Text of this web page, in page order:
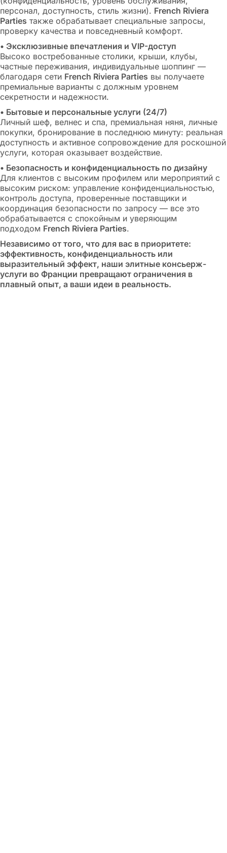
персонал, доступность, стиль жизни). French Riviera
Parties также обрабатывает специальные запросы,
проверку качества и повседневный комфорт.
• Эксклюзивные впечатления и VIP-доступ
Высоко востребованные столики, крыши, клубы,
частные переживания, индивидуальные шоппинг —
благодаря сети French Riviera Parties вы получаете
премиальные варианты с должным уровнем
секретности и надежности.
• Бытовые и персональные услуги (24/7)
Личный шеф, велнес и спа, премиальная няня, личные
покупки, бронирование в последнюю минуту: реальная
доступность и активное сопровождение для роскошной
услуги, которая оказывает воздействие.
• Безопасность и конфиденциальность по дизайну
Для клиентов с высоким профилем или мероприятий с
высоким риском: управление конфиденциальностью,
контроль доступа, проверенные поставщики и
координация безопасности по запросу — все это
обрабатывается с спокойным и уверяющим
подходом French Riviera Parties.
Независимо от того, что для вас в приоритете:
эффективность, конфиденциальность или
выразительный эффект, наши элитные консьерж-
услуги во Франции превращают ограничения в
плавный опыт, а ваши идеи в реальность.